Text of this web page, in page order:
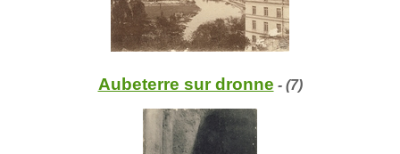
Aubeterre sur dronne - (7)